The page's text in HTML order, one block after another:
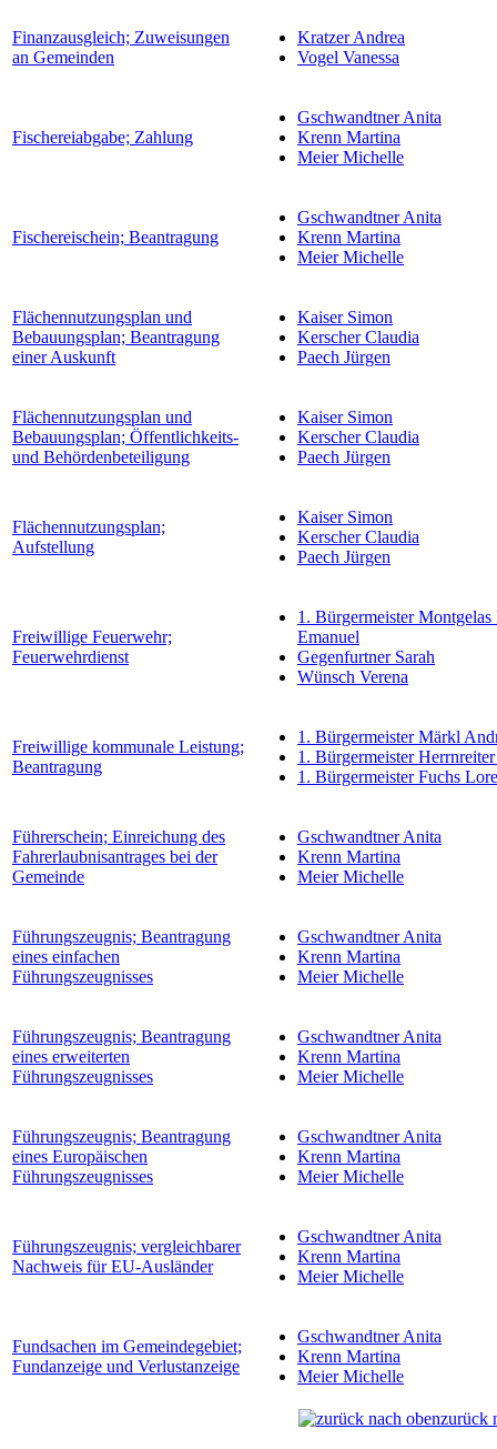
Finanzausgleich; Zuweisungen
an Gemeinden
Kratzer Andrea
Vogel Vanessa
Fischereiabgabe; Zahlung
Gschwandtner Anita
Krenn Martina
Meier Michelle
Fischereischein; Beantragung
Gschwandtner Anita
Krenn Martina
Meier Michelle
Flächennutzungsplan und
Bebauungsplan; Beantragung
einer Auskunft
Kaiser Simon
Kerscher Claudia
Paech Jürgen
Flächennutzungsplan und
Bebauungsplan; Öffentlichkeits-
und Behördenbeteiligung
Kaiser Simon
Kerscher Claudia
Paech Jürgen
Flächennutzungsplan;
Aufstellung
Kaiser Simon
Kerscher Claudia
Paech Jürgen
Freiwillige Feuerwehr;
Feuerwehrdienst
1. Bürgermeister
Emanuel
Gegenfurtner Sarah
Wünsch Verena
Freiwillige kommunale Leistung;
Beantragung
1. Bürgermeister Märkl
1. Bürgermeister Herrnreiter
1. Bürgermeister Fuchs
Führerschein; Einreichung des
Fahrerlaubnisantrages bei der
Gemeinde
Gschwandtner Anita
Krenn Martina
Meier Michelle
Führungszeugnis; Beantragung
eines einfachen
Führungszeugnisses
Gschwandtner Anita
Krenn Martina
Meier Michelle
Führungszeugnis; Beantragung
eines erweiterten
Führungszeugnisses
Gschwandtner Anita
Krenn Martina
Meier Michelle
Führungszeugnis; Beantragung
eines Europäischen
Führungszeugnisses
Gschwandtner Anita
Krenn Martina
Meier Michelle
Führungszeugnis; vergleichbarer
Nachweis für EU-Ausländer
Gschwandtner Anita
Krenn Martina
Meier Michelle
Fundsachen im Gemeindegebiet;
Fundanzeige und Verlustanzeige
Gschwandtner Anita
Krenn Martina
Meier Michelle
zurück